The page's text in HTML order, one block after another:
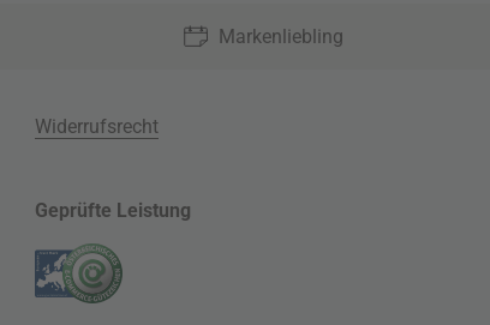
Markenliebling
Widerrufsrecht
Geprüfte Leistung